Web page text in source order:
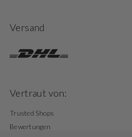
Versand
Vertraut von:
Trusted Shops
Bewertungen